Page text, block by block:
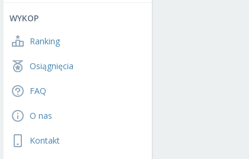
WYKOP
Ranking
Osiągnięcia
FAQ
O nas
Kontakt